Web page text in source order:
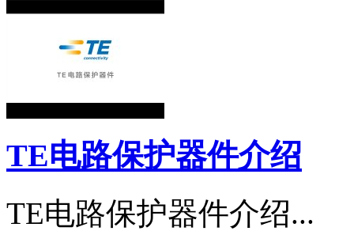
TE电路保护器件介绍
TE电路保护器件介绍...